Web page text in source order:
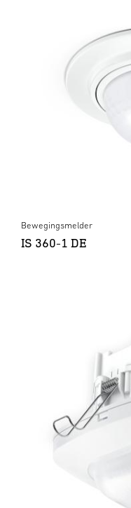
Bewegingsmelder
IS 360-1 DE